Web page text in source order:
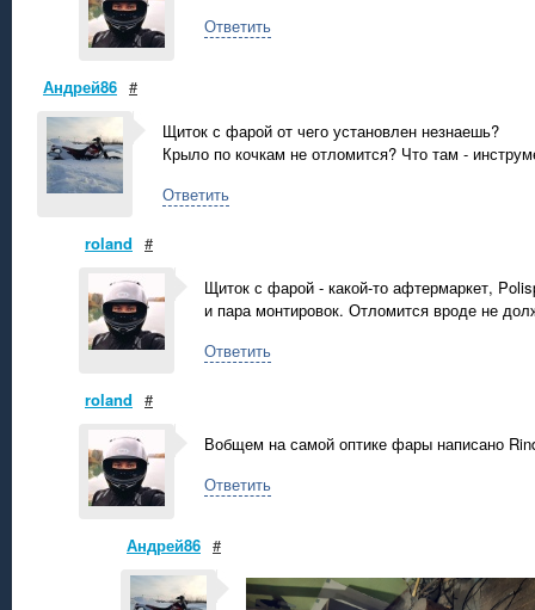
Ответить
Андрей86 #
Щиток с фарой от чего установлен незнаешь?
Крыло по кочкам не отломится? Что там -
Ответить
roland #
Щиток с фарой - какой-то афтермаркет,
и пара монтировок. Отломится вроде не
Ответить
roland #
Вобщем на самой оптике фары написано
Ответить
Андрей86 #